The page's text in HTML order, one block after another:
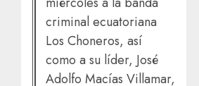
criminal ecuatoriana
Los Choneros, así
como a su líder, José
Adolfo Macías Villamar,